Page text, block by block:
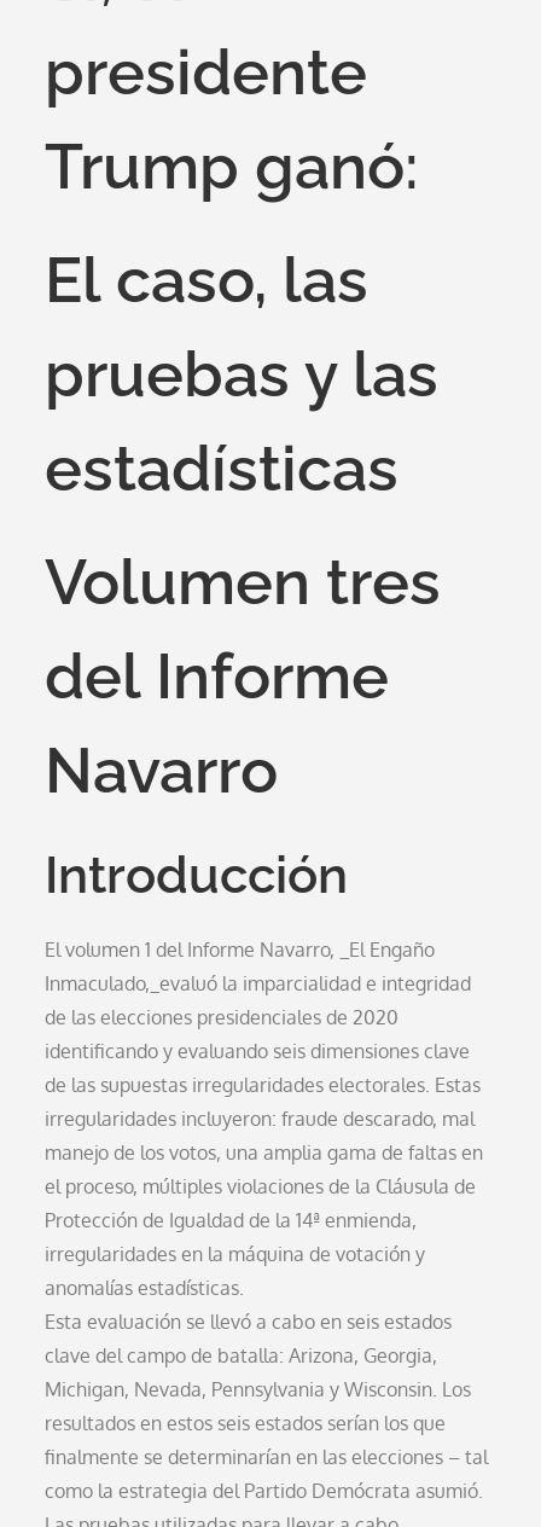
presidente
Trump ganó:
El caso, las
pruebas y las
estadísticas
Volumen tres
del Informe
Navarro
Introducción
El volumen 1 del Informe Navarro, _El Engaño
Inmaculado,_evaluó la imparcialidad e integridad
de las elecciones presidenciales de 2020
identificando y evaluando seis dimensiones clave
de las supuestas irregularidades electorales. Estas
irregularidades incluyeron: fraude descarado, mal
manejo de los votos, una amplia gama de faltas en
el proceso, múltiples violaciones de la Cláusula de
Protección de Igualdad de la 14ª enmienda,
irregularidades en la máquina de votación y
anomalías estadísticas.
Esta evaluación se llevó a cabo en seis estados
clave del campo de batalla: Arizona, Georgia,
Michigan, Nevada, Pennsylvania y Wisconsin. Los
resultados en estos seis estados serían los que
finalmente se determinarían en las elecciones – tal
como la estrategia del Partido Demócrata asumió.